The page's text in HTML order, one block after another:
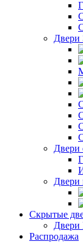
Двери
Двери
Скрытые
Двери
Распродажа